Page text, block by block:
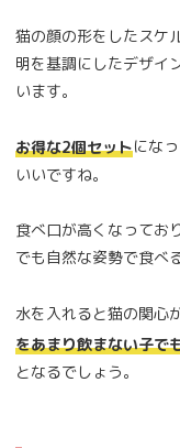
猫の顔の形をしたスケ
明を基調にしたデザイ
います。
お得な2個セットにな
いいですね。
食べ口が高くなって
でも自然な姿勢で食べ
水を入れると猫の関心
をあまり飲まない子で
となるでしょう。